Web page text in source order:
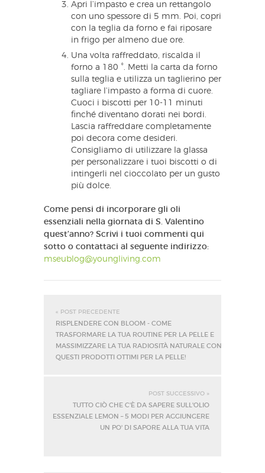
Apri l’impasto e crea un rettangolo
con uno spessore di 5 mm. Poi, copri
con la teglia da forno e fai riposare
in frigo per almeno due ore.
Una volta raffreddato, riscalda il
forno a 180 °. Metti la carta da forno
sulla teglia e utilizza un taglierino per
tagliare l’impasto a forma di cuore.
Cuoci i biscotti per 10-11 minuti
finché diventano dorati nei bordi.
Lascia raffreddare completamente
poi decora come desideri.
Consigliamo di utilizzare la glassa
per personalizzare i tuoi biscotti o di
intingerli nel cioccolato per un gusto
più dolce.
Come pensi di incorporare gli oli
essenziali nella giornata di S. Valentino
quest’anno? Scrivi i tuoi commenti qui
sotto o contattaci al seguente indirizzo:
mseublog@youngliving.com
« POST PRECEDENTE
RISPLENDERE CON BLOOM - COME
TRASFORMARE LA TUA ROUTINE PER LA PELLE E
MASSIMIZZARE LA TUA RADIOSITÀ NATURALE CON
QUESTI PRODOTTI OTTIMI PER LA PELLE!
POST SUCCESSIVO »
TUTTO CIÒ CHE C'È DA SAPERE SULL'OLIO
ESSENZIALE LEMON – 5 MODI PER AGGIUNGERE
UN PO' DI SAPORE ALLA TUA VITA